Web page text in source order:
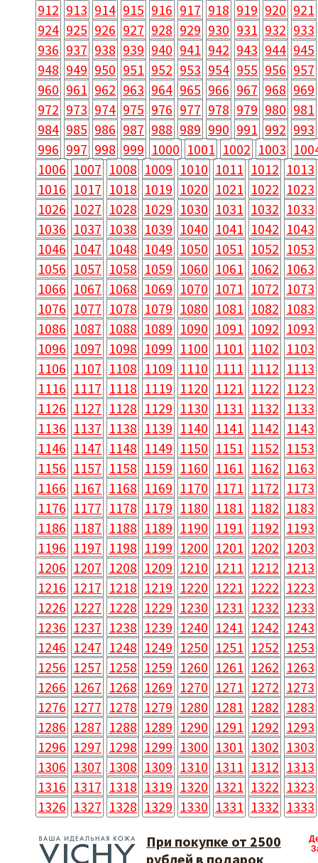
912 913 914 915 916 917 918 919 920 921
924 925 926 927 928 929 930 931 932 933
936 937 938 939 940 941 942 943 944 945
948 949 950 951 952 953 954 955 956 957
960 961 962 963 964 965 966 967 968 969
972 973 974 975 976 977 978 979 980 981
984 985 986 987 988 989 990 991 992 993
996 997 998 999 1000 1001 1002 1003
1006 1007 1008 1009 1010 1011 1012 1013
1016 1017 1018 1019 1020 1021 1022 1023
1026 1027 1028 1029 1030 1031 1032 1033
1036 1037 1038 1039 1040 1041 1042 1043
1046 1047 1048 1049 1050 1051 1052 1053
1056 1057 1058 1059 1060 1061 1062 1063
1066 1067 1068 1069 1070 1071 1072 1073
1076 1077 1078 1079 1080 1081 1082 1083
1086 1087 1088 1089 1090 1091 1092 1093
1096 1097 1098 1099 1100 1101 1102 1103
1106 1107 1108 1109 1110 1111 1112 1113
1116 1117 1118 1119 1120 1121 1122 1123
1126 1127 1128 1129 1130 1131 1132 1133
1136 1137 1138 1139 1140 1141 1142 1143
1146 1147 1148 1149 1150 1151 1152 1153
1156 1157 1158 1159 1160 1161 1162 1163
1166 1167 1168 1169 1170 1171 1172 1173
1176 1177 1178 1179 1180 1181 1182 1183
1186 1187 1188 1189 1190 1191 1192 1193
1196 1197 1198 1199 1200 1201 1202 1203
1206 1207 1208 1209 1210 1211 1212 1213
1216 1217 1218 1219 1220 1221 1222 1223
1226 1227 1228 1229 1230 1231 1232 1233
1236 1237 1238 1239 1240 1241 1242 1243
1246 1247 1248 1249 1250 1251 1252 1253
1256 1257 1258 1259 1260 1261 1262 1263
1266 1267 1268 1269 1270 1271 1272 1273
1276 1277 1278 1279 1280 1281 1282 1283
1286 1287 1288 1289 1290 1291 1292 1293
1296 1297 1298 1299 1300 1301 1302 1303
1306 1307 1308 1309 1310 1311 1312 1313
1316 1317 1318 1319 1320 1321 1322 1323
1326 1327 1328 1329 1330 1331 1332 1333
При покупке от 2500
рублей в подарок